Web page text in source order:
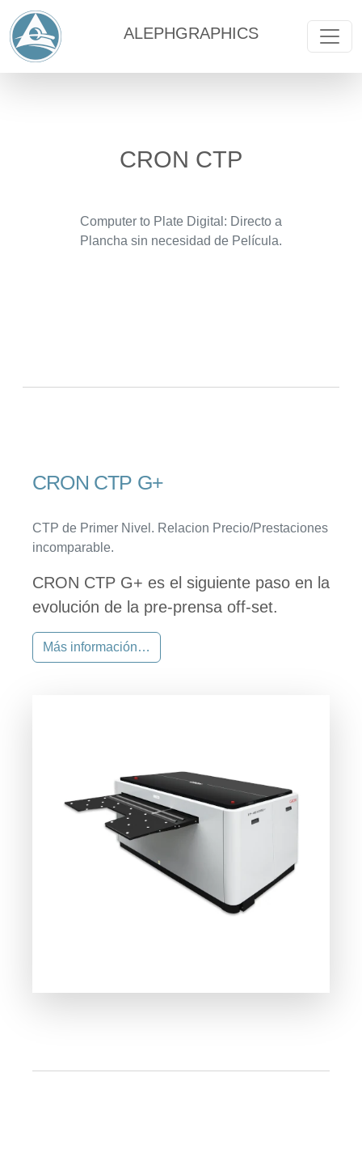
ALEPHGRAPHICS
CRON CTP
Computer to Plate Digital: Directo a
Plancha sin necesidad de Película.
CRON CTP G+
CTP de Primer Nivel. Relacion Precio/Prestaciones
incomparable.
CRON CTP G+ es el siguiente paso en la
evolución de la pre-prensa off-set.
Más información…